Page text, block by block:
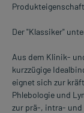
Der "Klassiker"
Aus dem Klinik-
kurzzügige
eignet sich zur
Phlebologie und
zur prä-, intra-